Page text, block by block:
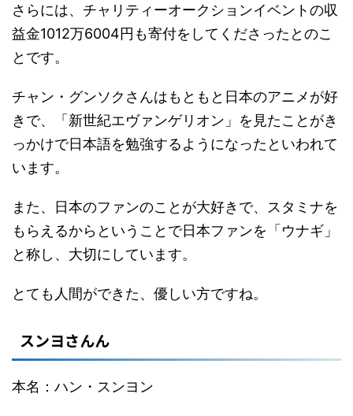
さらには、チャリティーオークションイベントの収
益金1012万6004円も寄付をしてくださったとのこ
とです。
チャン・グンソクさんはもともと日本のアニメが好
きで、「新世紀エヴァンゲリオン」を見たことがき
っかけで日本語を勉強するようになったといわれて
います。
また、日本のファンのことが大好きで、スタミナを
もらえるからということで日本ファンを「ウナギ」
と称し、大切にしています。
とても人間ができた、優しい方ですね。
スンヨさんん
本名：ハン・スンヨン